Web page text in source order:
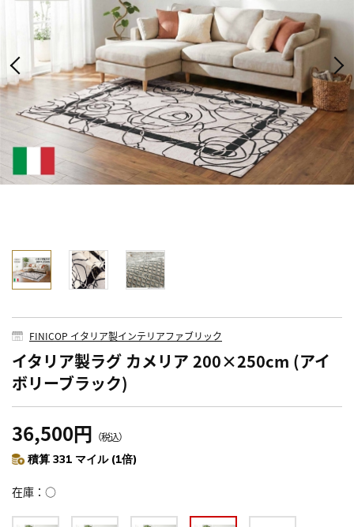
FINICOP イタリア製インテリアファブリック
イタリア製ラグ カメリア 200×250cm (アイ
ボリーブラック)
36,500円 （税込）
積算 331 マイル (1倍)
在庫 ○